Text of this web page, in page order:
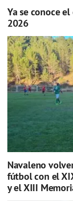
Ya se conoce
2026
Navaleno
fútbol con el
y el XIII